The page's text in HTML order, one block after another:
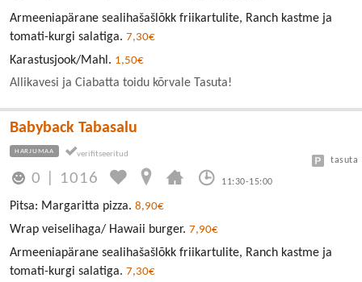
Armeeniapärane sealihašašlõkk friikartulite, Ranch kastme ja
tomati-kurgi salatiga. 7,30€
Karastusjook/Mahl. 1,50€
Allikavesi ja Ciabatta toidu kõrvale Tasuta!
Babyback Tabasalu
HARJUMAA
0 1016 11:30-15:00
tasuta
Pitsa: Margaritta pizza. 8,90€
Wrap veiselihaga/ Hawaii burger. 7,90€
Armeeniapärane sealihašašlõkk friikartulite, Ranch kastme ja
tomati-kurgi salatiga. 7,30€